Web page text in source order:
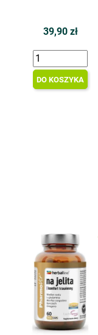
39,90 zł
DO KOSZYKA